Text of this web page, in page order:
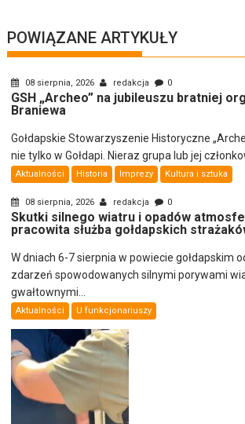
POWIĄZANE ARTYKUŁY
08 sierpnia, 2026 redakcja 0
GSH „Archeo” na jubileuszu bratniej
Braniewa
Gołdapskie Stowarzyszenie Historyczne
nie tylko w Gołdapi. Nieraz grupa lub jej
Aktualności Historia Imprezy Kultura i sztuka
08 sierpnia, 2026 redakcja 0
Skutki silnego wiatru i opadów
pracowita służba gołdapskich
W dniach 6-7 sierpnia w powiecie gołdapskim
zdarzeń spowodowanych silnymi porywami
gwałtownymi...
Aktualności U funkcjonariuszy